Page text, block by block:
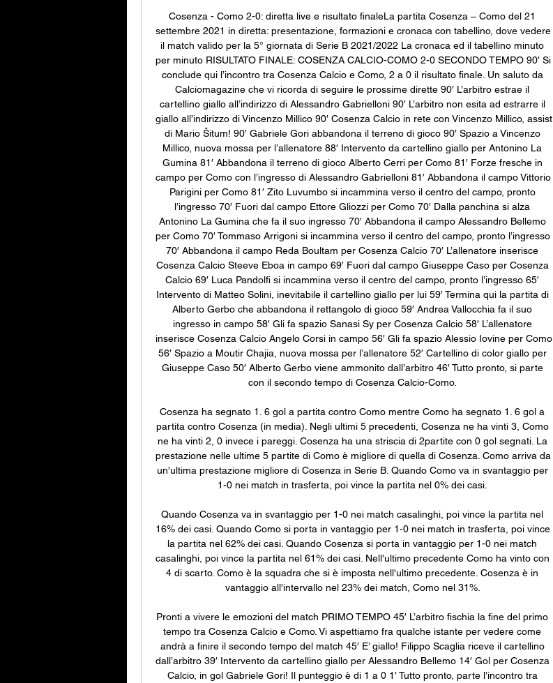
Cosenza - Como 2-0: diretta live e risultato finaleLa partita Cosenza – Como del 21
settembre 2021 in diretta: presentazione, formazioni e cronaca con tabellino, dove vedere
il match valido per la 5° giornata di Serie B 2021/2022 La cronaca ed il tabellino minuto
per minuto RISULTATO FINALE: COSENZA CALCIO-COMO 2-0 SECONDO TEMPO 90′ Si
conclude qui l’incontro tra Cosenza Calcio e Como, 2 a 0 il risultato finale. Un saluto da
Calciomagazine che vi ricorda di seguire le prossime dirette 90′ L’arbitro estrae il
cartellino giallo all’indirizzo di Alessandro Gabrielloni 90′ L’arbitro non esita ad estrarre il
giallo all’indirizzo di Vincenzo Millico 90′ Cosenza Calcio in rete con Vincenzo Millico, assist
di Mario Šitum! 90′ Gabriele Gori abbandona il terreno di gioco 90′ Spazio a Vincenzo
Millico, nuova mossa per l’allenatore 88′ Intervento da cartellino giallo per Antonino La
Gumina 81′ Abbandona il terreno di gioco Alberto Cerri per Como 81′ Forze fresche in
campo per Como con l’ingresso di Alessandro Gabrielloni 81′ Abbandona il campo Vittorio
Parigini per Como 81′ Zito Luvumbo si incammina verso il centro del campo, pronto
l’ingresso 70′ Fuori dal campo Ettore Gliozzi per Como 70′ Dalla panchina si alza
Antonino La Gumina che fa il suo ingresso 70′ Abbandona il campo Alessandro Bellemo
per Como 70′ Tommaso Arrigoni si incammina verso il centro del campo, pronto l’ingresso
70′ Abbandona il campo Reda Boultam per Cosenza Calcio 70′ L’allenatore inserisce
Cosenza Calcio Steeve Eboa in campo 69′ Fuori dal campo Giuseppe Caso per Cosenza
Calcio 69′ Luca Pandolfi si incammina verso il centro del campo, pronto l’ingresso 65′
Intervento di Matteo Solini, inevitabile il cartellino giallo per lui 59′ Termina qui la partita di
Alberto Gerbo che abbandona il rettangolo di gioco 59′ Andrea Vallocchia fa il suo
ingresso in campo 58′ Gli fa spazio Sanasi Sy per Cosenza Calcio 58′ L’allenatore
inserisce Cosenza Calcio Angelo Corsi in campo 56′ Gli fa spazio Alessio Iovine per Como
56′ Spazio a Moutir Chajia, nuova mossa per l’allenatore 52′ Cartellino di color giallo per
Giuseppe Caso 50′ Alberto Gerbo viene ammonito dall’arbitro 46′ Tutto pronto, si parte
con il secondo tempo di Cosenza Calcio-Como.
Cosenza ha segnato 1. 6 gol a partita contro Como mentre Como ha segnato 1. 6 gol a
partita contro Cosenza (in media). Negli ultimi 5 precedenti, Cosenza ne ha vinti 3, Como
ne ha vinti 2, 0 invece i pareggi. Cosenza ha una striscia di 2partite con 0 gol segnati. La
prestazione nelle ultime 5 partite di Como è migliore di quella di Cosenza. Como arriva da
un'ultima prestazione migliore di Cosenza in Serie B. Quando Como va in svantaggio per
1-0 nei match in trasferta, poi vince la partita nel 0% dei casi.
Quando Cosenza va in svantaggio per 1-0 nei match casalinghi, poi vince la partita nel
16% dei casi. Quando Como si porta in vantaggio per 1-0 nei match in trasferta, poi vince
la partita nel 62% dei casi. Quando Cosenza si porta in vantaggio per 1-0 nei match
casalinghi, poi vince la partita nel 61% dei casi. Nell'ultimo precedente Como ha vinto con
4 di scarto. Como è la squadra che si è imposta nell'ultimo precedente. Cosenza è in
vantaggio all'intervallo nel 23% dei match, Como nel 31%.
Pronti a vivere le emozioni del match PRIMO TEMPO 45′ L’arbitro fischia la fine del primo
tempo tra Cosenza Calcio e Como. Vi aspettiamo fra qualche istante per vedere come
andrà a finire il secondo tempo del match 45′ E’ giallo! Filippo Scaglia riceve il cartellino
dall’arbitro 39′ Intervento da cartellino giallo per Alessandro Bellemo 14′ Gol per Cosenza
Calcio, in gol Gabriele Gori! Il punteggio è di 1 a 0 1′ Tutto pronto, parte l’incontro tra